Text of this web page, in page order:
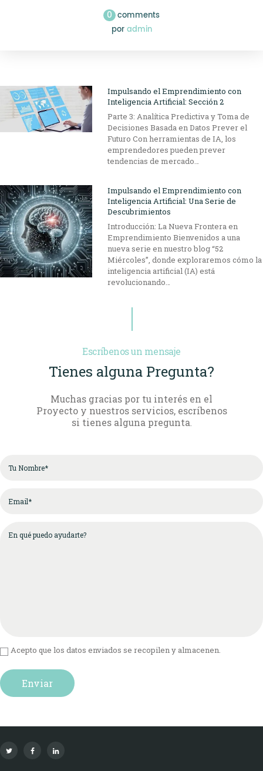
0 comments
poradmin
Impulsando el Emprendimiento con
Inteligencia Artificial: Sección 2
Parte 3: Analítica Predictiva y Toma de
Decisiones Basada en Datos Prever el
Futuro Con herramientas de IA, los
emprendedores pueden prever
tendencias de mercado…
Impulsando el Emprendimiento con
Inteligencia Artificial: Una Serie de
Descubrimientos
Introducción: La Nueva Frontera en
Emprendimiento Bienvenidos a una
nueva serie en nuestro blog “52
Miércoles”, donde exploraremos cómo la
inteligencia artificial (IA) está
revolucionando…
Escríbenos un mensaje
Tienes alguna Pregunta?
Muchas gracias por tu interés en el
Proyecto y nuestros servicios, escríbenos
si tienes alguna pregunta.
Acepto que los datos enviados se recopilen y almacenen.